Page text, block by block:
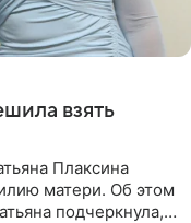
взять
Плаксина
матери. Об этом
подчеркнула,